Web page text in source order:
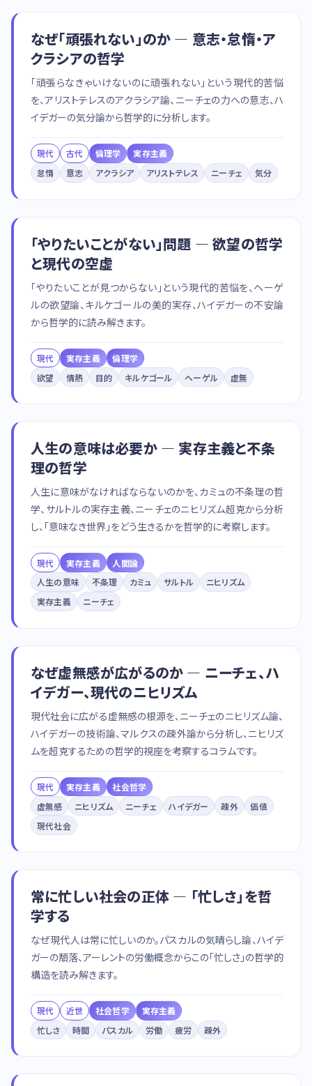
なぜ「頑張れない」のか — 意志・怠惰・ア
クラシアの哲学
「頑張らなきゃいけないのに頑張れない」という現代的苦悩
を、アリストテレスのアクラシア論、ニーチェの力への意志、ハ
イデガーの気分論から哲学的に分析します。
現代 古代 倫理学
実存主義
怠惰
意志 アクラシア アリストテレス ニーチェ 気分
「やりたいことがない」問題 — 欲望の哲学
と現代の空虚
「やりたいことが見つからない」という現代的苦悩を、ヘーゲ
ルの欲望論、キルケゴールの美的実存、ハイデガーの不安論
から哲学的に読み解きます。
現代 実存主義
倫理学
欲望
情熱 目的 キルケゴール ヘーゲル 虚無
人生の意味は必要か — 実存主義と不条
理の哲学
人生に意味がなければならないのかを、カミュの不条理の哲
学、サルトルの実存主義、ニーチェのニヒリズム超克から分析
し、「意味なき世界」をどう生きるかを哲学的に考察します。
現代 実存主義
人間論
人生の意味
不条理 カミュ サルトル
ニヒリズム
実存主義
ニーチェ
なぜ虚無感が広がるのか — ニーチェ、ハ
イデガー、現代のニヒリズム
現代社会に広がる虚無感の根源を、ニーチェのニヒリズム論、
ハイデガーの技術論、マルクスの疎外論から分析し、ニヒリズ
ムを超克するための哲学的視座を考察するコラムです。
現代 実存主義
社会哲学
虚無感
ニヒリズム ニーチェ ハイデガー 疎外
価値
現代社会
常に忙しい社会の正体 — 「忙しさ」を哲
学する
なぜ現代人は常に忙しいのか。パスカルの気晴らし論、ハイデ
ガーの頽落、アーレントの労働概念からこの「忙しさ」の哲学的
構造を読み解きます。
現代 近世 社会哲学
実存主義
忙しさ
時間 パスカル 労働 疲労 疎外